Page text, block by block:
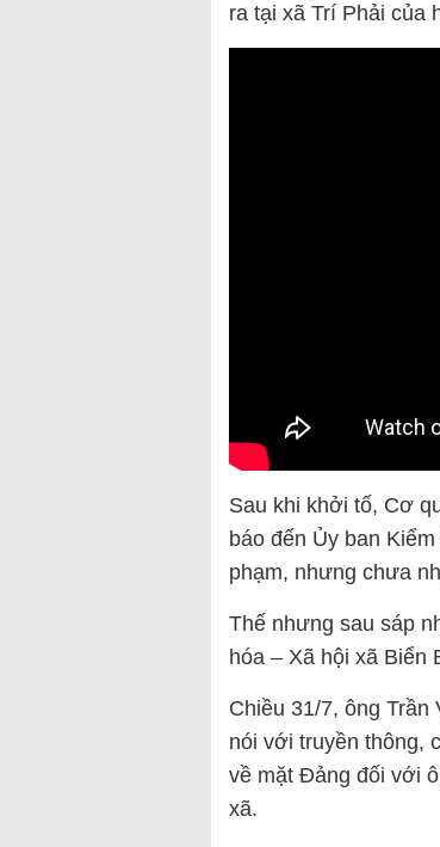
ra tại xã Trí Phải của
Sau khi khởi tố, Cơ
báo đến Ủy ban
phạm, nhưng chưa
Thế nhưng sau sáp
hóa – Xã hội xã Biển
Chiều 31/7, ông
nói với truyền thông,
về mặt Đảng đối với
xã.